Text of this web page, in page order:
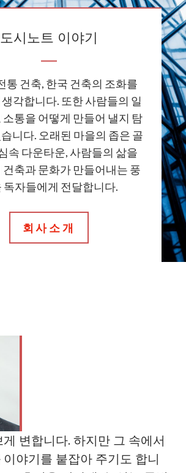
도시노트 이야기
통 건축, 한국 건축의 조화를
각합니다. 또한 사람들의 일
소통을 어떻게 만들어 낼지 탐
니다. 오래된 마을의 좁은 골
속 다운타운, 사람들의 삶을
건축과 문화가 만들어내는 풍
독자들에게 전달합니다.
회사소개
변합니다. 하지만 그 속에서
야기를 붙잡아 주기도 합니